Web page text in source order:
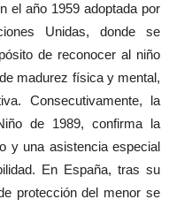
el año 1959 adoptada por
Unidas, donde se
de reconocer al niño
madurez física y mental,
Consecutivamente, la
de 1989, confirma la
y una asistencia especial
En España, tras su
protección del menor se